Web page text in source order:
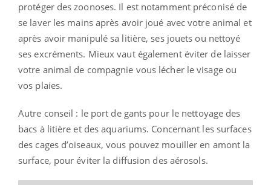
protéger des zoonoses. Il est notamment préconisé de
se laver les mains après avoir joué avec votre animal et
après avoir manipulé sa litière, ses jouets ou nettoyé
ses excréments. Mieux vaut également éviter de laisser
votre animal de compagnie vous lécher le visage ou
vos plaies.
Autre conseil : le port de gants pour le nettoyage des
bacs à litière et des aquariums. Concernant les surfaces
des cages d’oiseaux, vous pouvez mouiller en amont la
surface, pour éviter la diffusion des aérosols.